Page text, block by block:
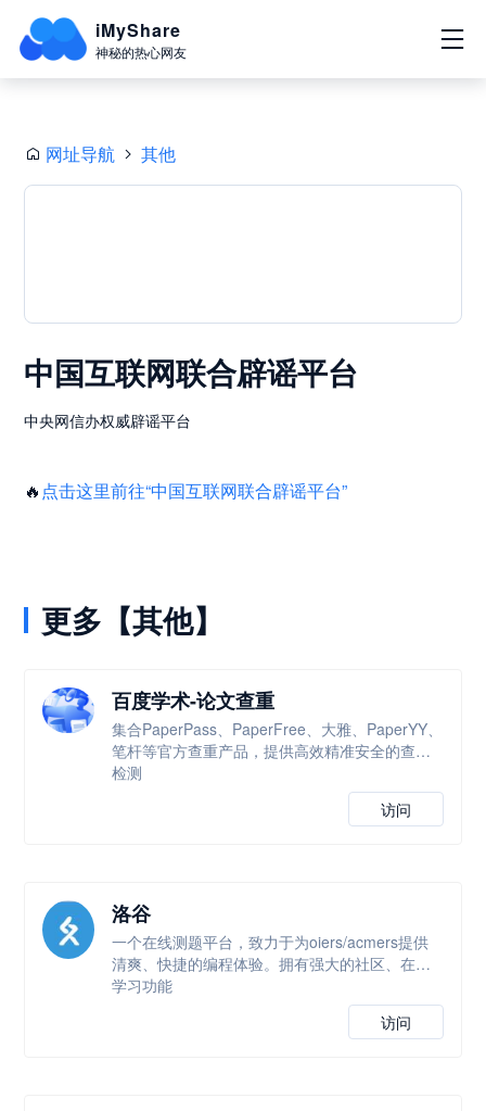
iMyShare
神秘的热心网友
网址导航 其他
中国互联网联合辟谣平台
中央网信办权威辟谣平台
🔥 点击这里前往“中国互联网联合辟谣平台”
更多【其他】
百度学术-论文查重
集合PaperPass、PaperFree、大雅、PaperYY、
笔杆等官方查重产品，提供高效精准安全的查重
检测
访问
洛谷
一个在线测题平台，致力于为oiers/acmers提供
清爽、快捷的编程体验。拥有强大的社区、在线
学习功能
访问